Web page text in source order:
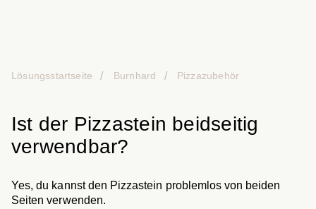
Lösungsstartseite Burnhard Pizzazubehör
Ist der Pizzastein beidseitig
verwendbar?
Yes, du kannst den Pizzastein problemlos von beiden
Seiten verwenden.